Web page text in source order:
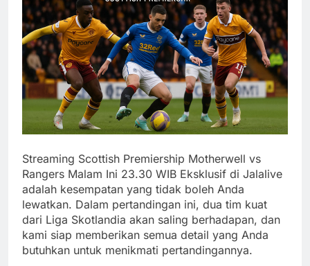
Streaming Scottish Premiership Motherwell vs
Rangers Malam Ini 23.30 WIB Eksklusif di Jalalive
adalah kesempatan yang tidak boleh Anda
lewatkan. Dalam pertandingan ini, dua tim kuat
dari Liga Skotlandia akan saling berhadapan, dan
kami siap memberikan semua detail yang Anda
butuhkan untuk menikmati pertandingannya.